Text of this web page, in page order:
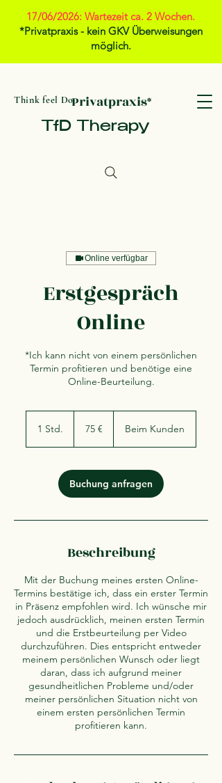
17/06/2026: Wartezeit ca. 2 Wochen.
*Privatpraxis - kein GKV Überweisungen
möglich.
TfD Therapy
Think feel DoPrivatpraxis*
Online verfügbar
Erstgespräch
Online
*Ich kann nicht von einem persönlichen
Termin profitieren und benötige eine
Online-Beurteilung.
1 Std.
d
75 € Beim Kunden
Buchung anfragen
Beschreibung
Mit der Buchung meines ersten Online-
Termins bestätige ich, dass ein erster Termin
in Präsenz empfohlen wird. Ich wünsche mir
jedoch ausdrücklich, meinen ersten Termin
und die Erstbeurteilung per Video
durchzuführen. Dies entspricht entweder
meinem persönlichen Wunsch oder liegt
daran, dass ich aufgrund meiner
gesundheitlichen Probleme und/oder
meiner persönlichen Situation nicht von
einem ersten persönlichen Termin
profitieren kann.